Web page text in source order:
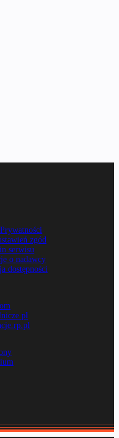
zgód
serwisu
o nadawcy
dostępności